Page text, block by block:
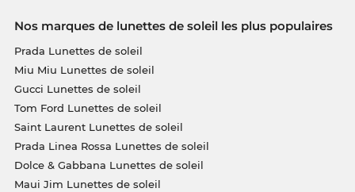
Nos marques de lunettes de soleil les plus populaires
Prada Lunettes de soleil
Miu Miu Lunettes de soleil
Gucci Lunettes de soleil
Tom Ford Lunettes de soleil
Saint Laurent Lunettes de soleil
Prada Linea Rossa Lunettes de soleil
Dolce & Gabbana Lunettes de soleil
Maui Jim Lunettes de soleil